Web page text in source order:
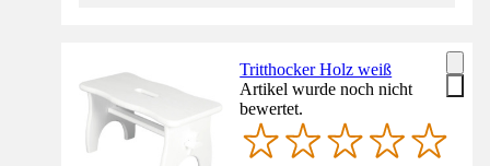
Tritthocker Holz weiß
Artikel wurde noch nicht
bewertet.